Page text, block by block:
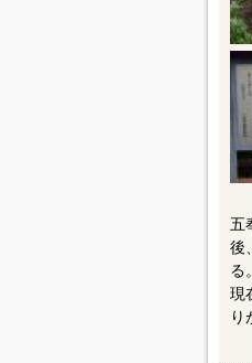
五
後
る。
現
り